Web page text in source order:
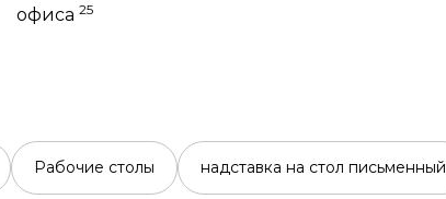
офиса 25
Рабочие столы надставка на стол письменный